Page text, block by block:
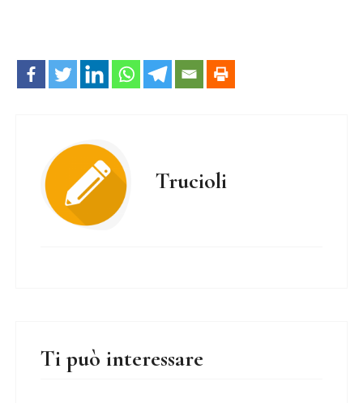
Trucioli
Ti può interessare